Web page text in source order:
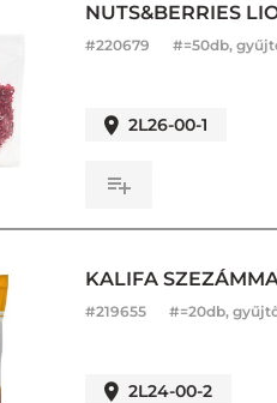
NUTS&BERRIES
#220679 #=50db,
2L26-00-1
KALIFA
#219655 #=20db,
2L24-00-2